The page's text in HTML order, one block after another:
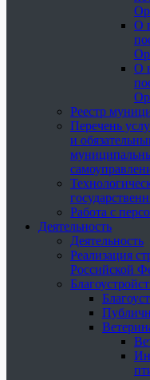
О
О
Реестр
Перечень
и
Работа с
Деятельность
Деятельность
Реализация
Российской